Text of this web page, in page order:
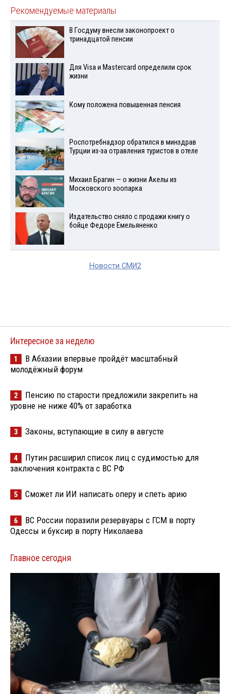
Рекомендуемые материалы
В Госдуму внесли законопроект о
тринадцатой пенсии
Для Visа и Mastercard определили срок
жизни
Кому положена повышенная пенсия
Роспотребнадзор обратился в минздрав
Турции из-за отравления туристов в отеле
Михаил Брагин — о жизни Акелы из
Московского зоопарка
Издательство сняло с продажи книгу о
бойце Федоре Емельяненко
Новости СМИ2
Интересное за неделю
1
В Абхазии впервые пройдёт масштабный
молодёжный форум
2
Пенсию по старости предложили закрепить на
уровне не ниже 40% от заработка
3 Законы, вступающие в силу в августе
4
Путин расширил список лиц с судимостью для
заключения контракта с ВС РФ
5 Сможет ли ИИ написать оперу и спеть арию
6
ВС России поразили резервуары с ГСМ в порту
Одессы и буксир в порту Николаева
Главное сегодня